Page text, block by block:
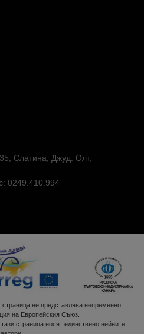
Слатина, Джуд. Олт,
0249.410.994
не представлява непременно
на Европейския Съюз.
страница носят единствено нейните